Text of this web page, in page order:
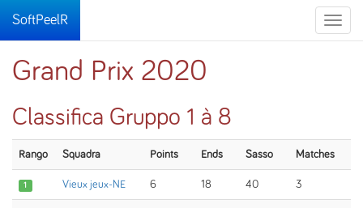
Toggle
SoftPeelR
Grand Prix 2020
Classifica Gruppo 1 à 8
Rango Squadra Points Ends Sasso Matches
1 Vieux jeux-NE 6 18 40 3